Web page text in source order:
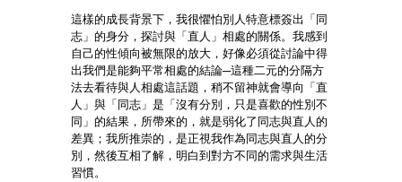
這樣的成長背景下，我很懼怕別人特意標簽出「同
志」的身分，探討與「直人」相處的關係。我感到
自己的性傾向被無限的放大，好像必須從討論中得
出我們是能夠平常相處的結論─這種二元的分隔方
法去看待與人相處這話題，稍不留神就會導向「直
人」與「同志」是「沒有分別，只是喜歡的性別不
同」的結果，所帶來的，就是弱化了同志與直人的
差異；我所推崇的，是正視我作為同志與直人的分
別，然後互相了解，明白到對方不同的需求與生活
習慣。